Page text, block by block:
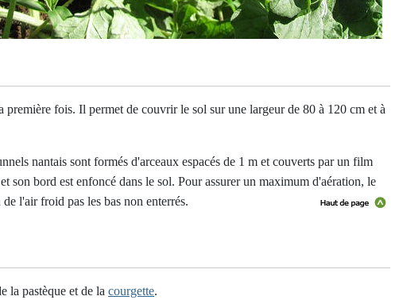
fois. Il permet de couvrir le sol sur une largeur de 80 à 120 cm et à
nantais sont formés d'arceaux espacés de 1 m et couverts par un film
son bord est enfoncé dans le sol. Pour assurer un maximum d'aération, le
l'air froid pas les bas non enterrés.
la pastèque et de la courgette.